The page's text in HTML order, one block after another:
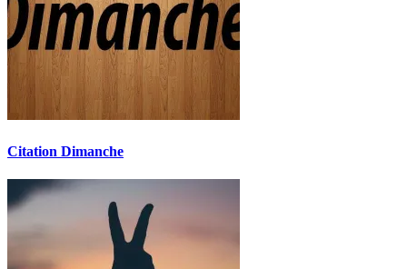
Citation Dimanche